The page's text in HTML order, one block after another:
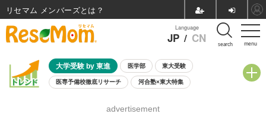
menu
Language
JP / CN search
大学受験 by 東進 医学部 東大受験
医専予備校徹底リサーチ 河合塾×東大特集
8月開催学校説明会・相談会
advertisement
リセマム メンバーズ